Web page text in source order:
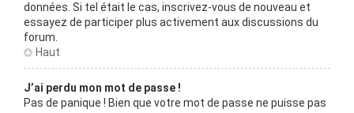
données. Si tel était le cas, inscrivez-vous de nouveau et
essayez de participer plus activement aux discussions du
forum.
Haut
J’ai perdu mon mot de passe !
Pas de panique ! Bien que votre mot de passe ne puisse pas